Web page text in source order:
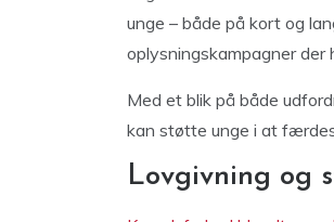
unge – både på kort og
oplysningskampagner
Med et blik på både
kan støtte unge i at
Lovgivning og